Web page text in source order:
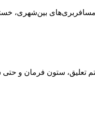
مسافربری‌های بین‌شهری،
تعلیق، ستون فرمان